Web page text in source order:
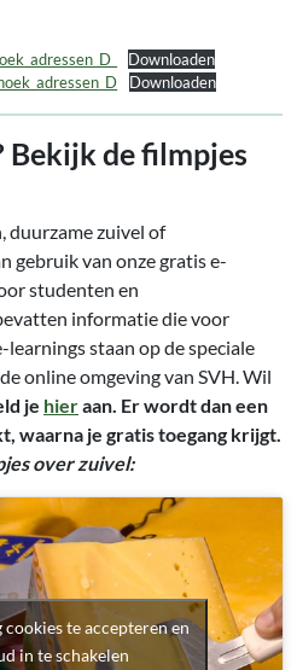
Downloaden
Downloaden
Bekijk de filmpjes
duurzame zuivel of
gebruik van onze gratis e-
studenten en
informatie die voor
staan op de speciale
online omgeving van SVH. Wil
je hieraan. Er wordt dan een
waarna je gratis toegang krijgt.
over zuivel:
te accepteren en
in te schakelen